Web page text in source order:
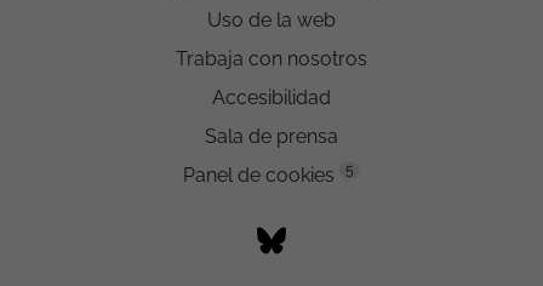
Uso de la web
Trabaja con nosotros
Accesibilidad
Sala de prensa
Panel de cookies
5